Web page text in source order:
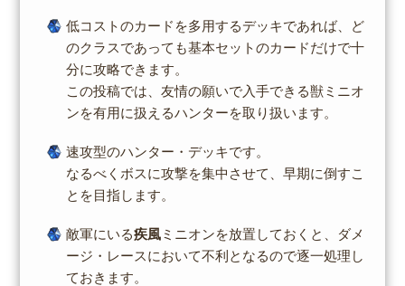
低コストのカードを多用するデッキであれば、ど
のクラスであっても基本セットのカードだけで十
分に攻略できます。
この投稿では、友情の願いで入手できる獣ミニオ
ンを有用に扱えるハンターを取り扱います。
速攻型のハンター・デッキです。
なるべくボスに攻撃を集中させて、早期に倒すこ
とを目指します。
敵軍にいる疾風ミニオンを放置しておくと、ダメ
ージ・レースにおいて不利となるので逐一処理し
ておきます。